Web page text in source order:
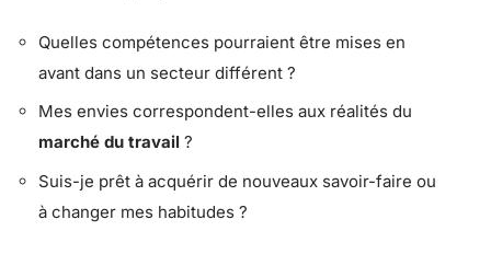
Quelles compétences pourraient être mises en
avant dans un secteur différent ?
Mes envies correspondent-elles aux réalités du
marché du travail ?
Suis-je prêt à acquérir de nouveaux savoir-faire ou
à changer mes habitudes ?